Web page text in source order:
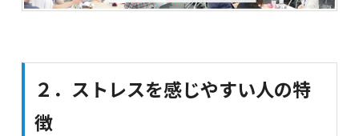
２．ストレスを感じやすい人の特
徴